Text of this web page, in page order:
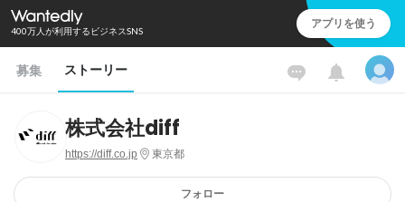
400万人が利用するビジネスSNS アプリを使う
募集 ストーリー
株式会社diff
https://diff.co.jp 東京都
フォロー